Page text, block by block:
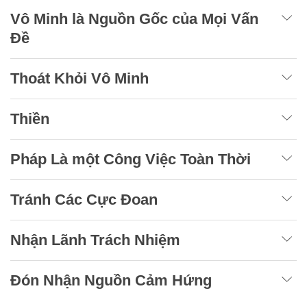
Vô Minh là Nguồn Gốc của Mọi Vấn
Đề
Thoát Khỏi Vô Minh
Thiền
Pháp Là một Công Việc Toàn Thời
Tránh Các Cực Đoan
Nhận Lãnh Trách Nhiệm
Đón Nhận Nguồn Cảm Hứng